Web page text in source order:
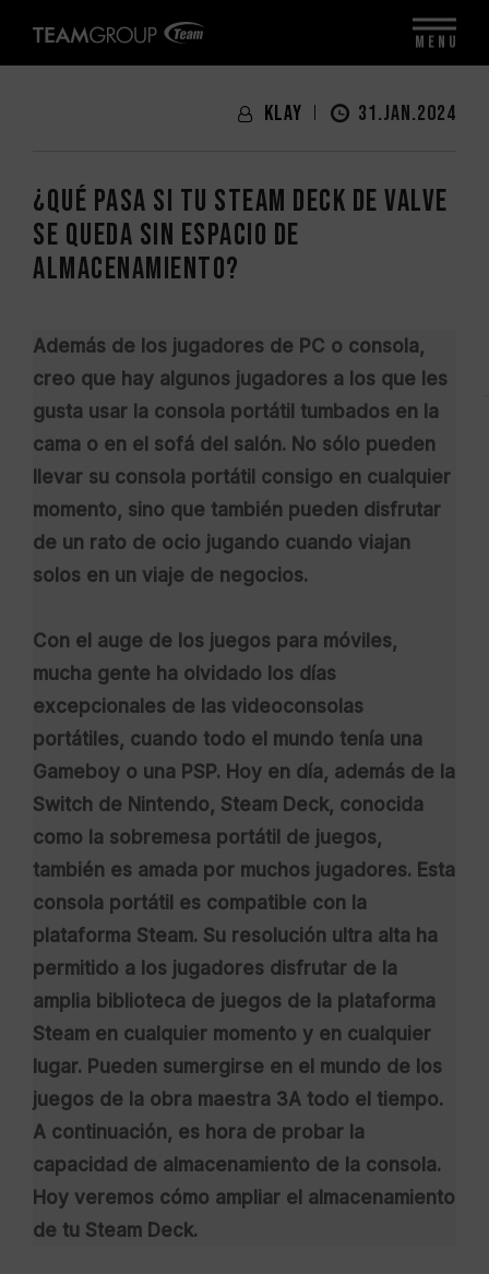
Klay 31.JAN.2024
¿Qué pasa si tu Steam Deck de Valve
se queda sin espacio de
almacenamiento?
Además de los jugadores de PC o consola,
creo que hay algunos jugadores a los que les
gusta usar la consola portátil tumbados en la
cama o en el sofá del salón. No sólo pueden
llevar su consola portátil consigo en cualquier
momento, sino que también pueden disfrutar
de un rato de ocio jugando cuando viajan
solos en un viaje de negocios.
Con el auge de los juegos para móviles,
mucha gente ha olvidado los días
excepcionales de las videoconsolas
portátiles, cuando todo el mundo tenía una
Gameboy o una PSP. Hoy en día, además de la
Switch de Nintendo, Steam Deck, conocida
como la sobremesa portátil de juegos,
también es amada por muchos jugadores. Esta
consola portátil es compatible con la
plataforma Steam. Su resolución ultra alta ha
permitido a los jugadores disfrutar de la
amplia biblioteca de juegos de la plataforma
Steam en cualquier momento y en cualquier
lugar. Pueden sumergirse en el mundo de los
juegos de la obra maestra 3A todo el tiempo.
A continuación, es hora de probar la
capacidad de almacenamiento de la consola.
Hoy veremos cómo ampliar el almacenamiento
de tu Steam Deck.
MENU